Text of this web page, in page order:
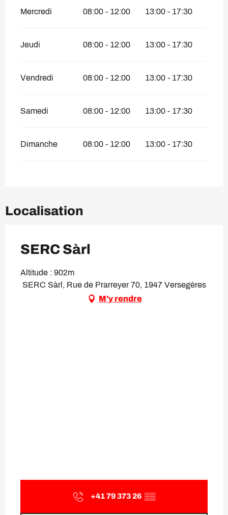
Mercredi 08:00 - 12:00 13:00 - 17:30
Jeudi 08:00 - 12:00 13:00 - 17:30
Vendredi 08:00 - 12:00 13:00 - 17:30
Samedi 08:00 - 12:00 13:00 - 17:30
Dimanche 08:00 - 12:00 13:00 - 17:30
Localisation
SERC Sàrl
Altitude : 902m
SERC Sàrl, Rue de Prarreyer 70, 1947 Versegères
M'y rendre
+41 79 373 26 ▒▒